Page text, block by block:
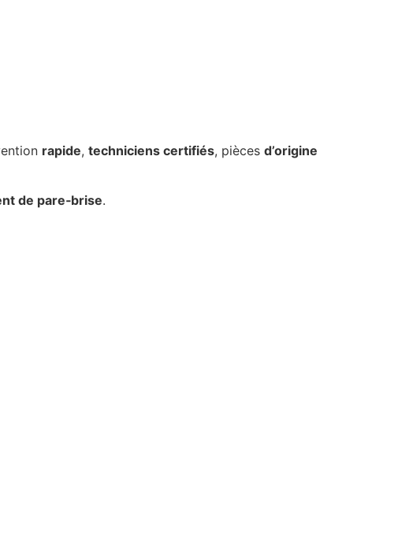
rapide, techniciens certifiés, pièces d’origine
de pare‑brise.